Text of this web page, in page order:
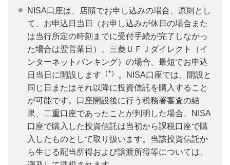
NISA口座は、店頭でお申し込みの場合、原則とし
て、お申込日当日（お申し込みが休日の場合また
は当行所定の時刻までに受付手続が完了しなかっ
た場合は翌営業日）、三菱ＵＦＪダイレクト（イ
ンターネットバンキング）の場合、最短でお申込
日当日に開設します （*）
。NISA口座では、開設と
同じ日またはそれ以降に投資信託を購入すること
が可能です。口座開設後に行う税務署審査の結
果、二重口座であったことが判明した場合、NISA
口座で購入した投資信託は当初から課税口座で購
入したものとして取り扱います。当該投資信託か
ら生じる配当所得および譲渡所得等については、